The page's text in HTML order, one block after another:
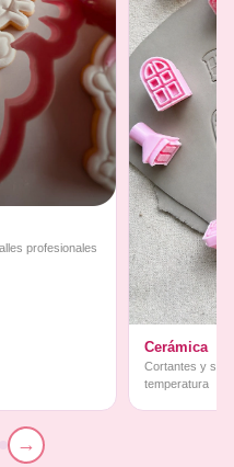
profesionales
Cerámica
Cortantes y
temperatura
→